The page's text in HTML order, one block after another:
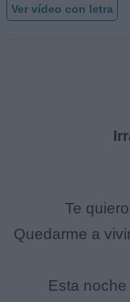
Ver vídeo con letra
Te
Quedarme a
Esta